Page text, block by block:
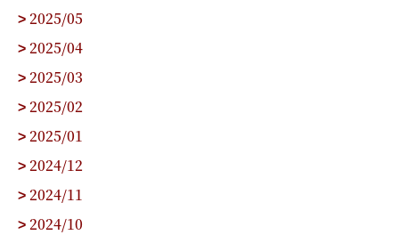
> 2025/05
> 2025/04
> 2025/03
> 2025/02
> 2025/01
> 2024/12
> 2024/11
> 2024/10